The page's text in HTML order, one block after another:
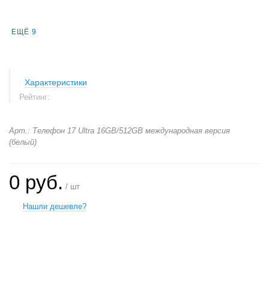
ЕЩЁ 9
Характеристики
Рейтинг:
Арт.: Телефон 17 Ultra 16GB/512GB международная версия
(белый)
0 руб. / шт
Нашли дешевле?